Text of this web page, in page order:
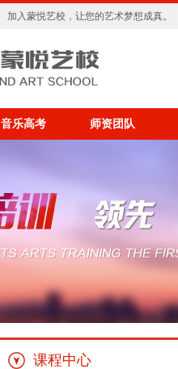
加入蒙悦艺校，让您的艺术梦想成真。
音乐高考 师资团队
课程中心